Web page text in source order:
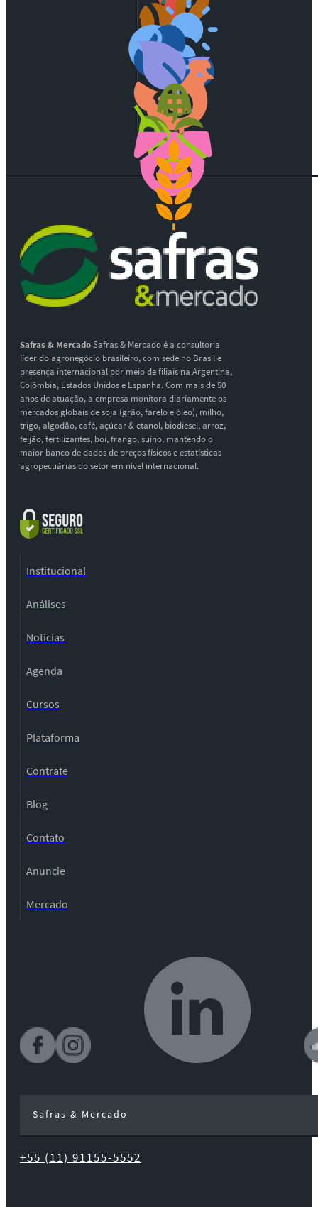
Safras & MercadoSafras & Mercado é a consultoria
líder do agronegócio brasileiro, com sede no Brasil e
presença internacional por meio de filiais na Argentina,
Colômbia, Estados Unidos e Espanha. Com mais de 50
anos de atuação, a empresa monitora diariamente os
mercados globais de soja (grão, farelo e óleo), milho,
trigo, algodão, café, açúcar & etanol, biodiesel, arroz,
feijão, fertilizantes, boi, frango, suíno, mantendo o
maior banco de dados de preços físicos e estatísticas
agropecuárias do setor em nível internacional.
Institucional
Análises
Notícias
Agenda
Cursos
Plataforma
Contrate
Blog
Contato
Anuncie
Mercado
Safras & Mercado
+55 (11) 91155-5552